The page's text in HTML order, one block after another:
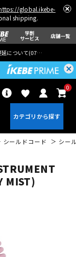
global.ikebe-
shipping.
学割
サービス 店舗一覧
延について(07月29日
0
シールドコード シー
MIST)